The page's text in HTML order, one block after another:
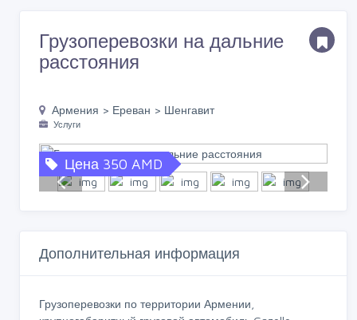
Грузоперевозки на дальние
расстояния
Армения > Ереван > Шенгавит
Услуги
Цена 350 AMD
Дополнительная информация
Грузоперевозки по территории Армении,